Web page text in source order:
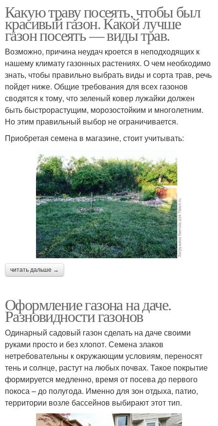
Какую траву посеять, чтобы был
красивый газон. Какой лучше
газон посеять — виды трав.
Возможно, причина неудач кроется в неподходящих к
нашему климату газонных растениях. О чем необходимо
знать, чтобы правильно выбрать виды и сорта трав, речь
пойдет ниже. Общие требования для всех газонов
сводятся к тому, что зеленый ковер лужайки должен
быть быстрорастущим, морозостойким и многолетним.
Но этим правильный выбор не ограничивается.
Приобретая семена в магазине, стоит учитывать:
читать дальше →
Оформление газона на даче.
Разновидности газонов
Одинарный садовый газон сделать на даче своими
руками просто и без хлопот. Семена злаков
нетребовательны к окружающим условиям, переносят
тень и солнце, растут на любых почвах. Такое покрытие
формируется медленно, время от посева до первого
покоса – до полугода. Именно для зон отдыха, патио,
территории возле бассейнов выбирают этот тип.